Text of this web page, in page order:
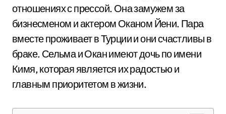
отношениях с прессой. Она замужем за
бизнесменом и актером Оканом Йени. Пара
вместе проживает в Турции и они счастливы в
браке. Сельма и Окан имеют дочь по имени
Кимя, которая является их радостью и
главным приоритетом в жизни.